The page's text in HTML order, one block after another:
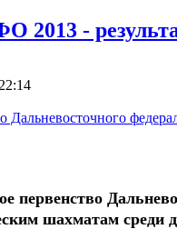
2013 -
Дальневосточного
первенство
шахматам среди